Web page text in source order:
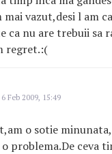
mai vazut,desi l am
ca nu are trebuii sa
regret.:(
Feb 2009, 15:49
o sotie
problema.De ceva